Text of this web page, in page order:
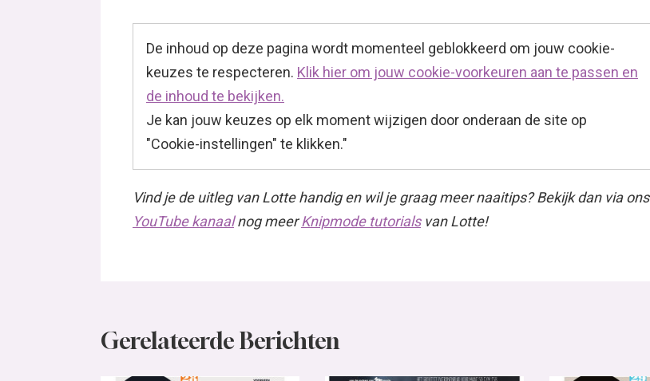
De inhoud op deze pagina wordt momenteel geblokkeerd om jouw cookie-
keuzes te respecteren. Klik hier om jouw cookie-voorkeuren aan te passen en
de inhoud te bekijken.
Je kan jouw keuzes op elk moment wijzigen door onderaan de site op
"Cookie-instellingen" te klikken."
Vind je de uitleg van Lotte handig en wil je graag meer naaitips? Bekijk dan via ons
YouTube kanaalnog meerKnipmode tutorialsvan Lotte!
Gerelateerde Berichten